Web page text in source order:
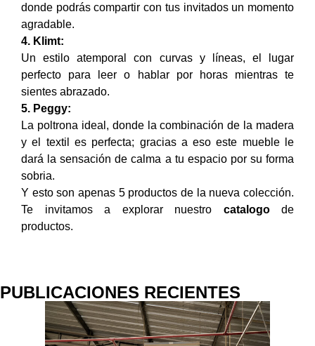
donde podrás compartir con tus invitados un momento
agradable.
4. Klimt:
Un estilo atemporal con curvas y líneas, el lugar
perfecto para leer o hablar por horas mientras te
sientes abrazado.
5. Peggy:
La poltrona ideal, donde la combinación de la madera
y el textil es perfecta; gracias a eso este mueble le
dará la sensación de calma a tu espacio por su forma
sobria.
Y esto son apenas 5 productos de la nueva colección.
Te invitamos a explorar nuestro catalogode
productos.
PUBLICACIONES RECIENTES